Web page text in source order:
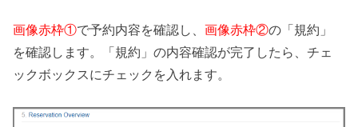
画像赤枠①で予約内容を確認し、画像赤枠②の「規約」
を確認します。「規約」の内容確認が完了したら、チェ
ックボックスにチェックを入れます。